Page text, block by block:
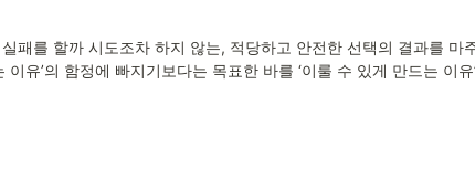
패를 할까 시도조차 하지 않는, 적당하고 안전한 선택의 결과를
이유’의 함정에 빠지기보다는 목표한 바를 ‘이룰 수 있게 만드는